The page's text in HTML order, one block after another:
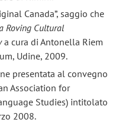
Canada”, saggio che
Roving Cultural
a cura di Antonella Riem
Udine, 2009.
presentata al convegno
Association for
Studies) intitolato
2008.